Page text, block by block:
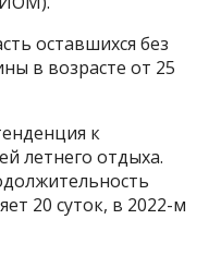
оставшихся без
в возрасте от 25
к
летнего отдыха.
20 суток, в 2022-м